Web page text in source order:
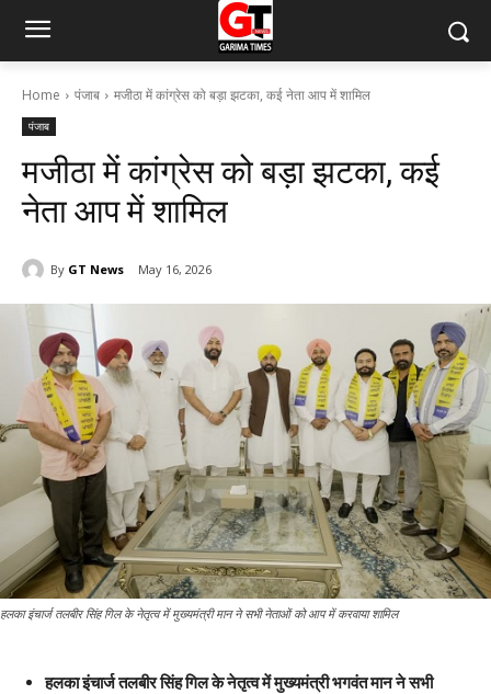
Home पंजाब मजीठा में कांग्रेस को बड़ा झटका, कई नेता आप में शामिल
पंजाब
मजीठा में कांग्रेस को बड़ा झटका, कई
नेता आप में शामिल
By GT News May 16, 2026
हलका इंचार्ज तलबीर सिंह गिल के नेतृत्व में मुख्यमंत्री मान ने सभी नेताओं को आप में करवाया शामिल
हलका इंचार्ज तलबीर सिंह गिल के नेतृत्व में मुख्यमंत्री भगवंत मान ने सभी